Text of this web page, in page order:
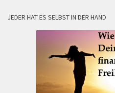
JEDER HAT ES SELBST IN DER HAND